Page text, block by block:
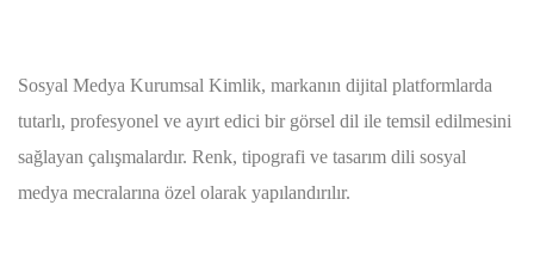
Sosyal Medya Kurumsal Kimlik, markanın dijital platformlarda
tutarlı, profesyonel ve ayırt edici bir görsel dil ile temsil edilmesini
sağlayan çalışmalardır. Renk, tipografi ve tasarım dili sosyal
medya mecralarına özel olarak yapılandırılır.